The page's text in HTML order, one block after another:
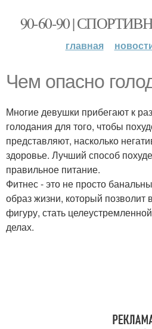
90-60-90 |
главная
Чем опасно
Многие девушки прибегают к
голодания для того, чтобы
представляют, насколько
здоровье. Лучший способ
правильное питание.
Фитнес - это не просто
образ жизни, который позволит
фигуру, стать
делах.